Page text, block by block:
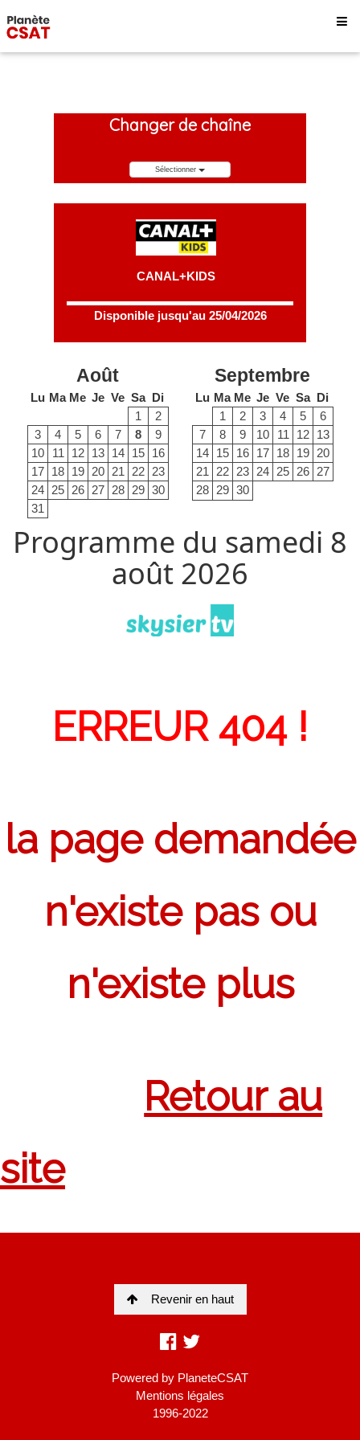
Changer de chaîne
Sélectionner
CANAL+KIDS
Disponible jusqu'au 25/04/2026
Août
Lu Ma Me Je Ve Sa Di
1
2
3
4 5 6 7 8
9
10
11 12 13 14 15 16
17 18 19 20 21 22 23
24 25 26 27 28 29 30
31
Septembre
Lu Ma Me Je Ve Sa Di
1
2 3 4 5
6
7
8 9 10 11 12 13
14 15 16 17 18 19 20
21
22 23 24 25 26 27
28 29 30
Programme du samedi 8
août 2026
Revenir en haut
Powered by PlaneteCSAT
Mentions légales
1996-2022